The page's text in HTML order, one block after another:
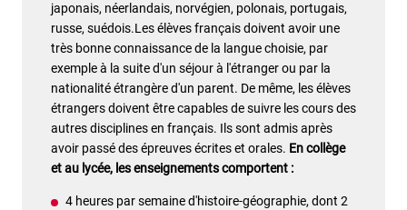
japonais, néerlandais, norvégien, polonais, portugais,
russe, suédois.Les élèves français doivent avoir une
très bonne connaissance de la langue choisie, par
exemple à la suite d'un séjour à l'étranger ou par la
nationalité étrangère d'un parent. De même, les élèves
étrangers doivent être capables de suivre les cours des
autres disciplines en français. Ils sont admis après
avoir passé des épreuves écrites et orales. En collège
et au lycée, les enseignements comportent :
4 heures par semaine d'histoire-géographie, dont 2